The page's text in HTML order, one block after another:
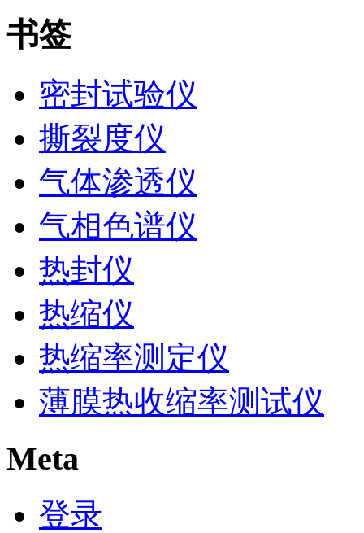
书签
密封试验仪
撕裂度仪
气体渗透仪
气相色谱仪
热封仪
热缩仪
热缩率测定仪
薄膜热收缩率测试仪
Meta
登录